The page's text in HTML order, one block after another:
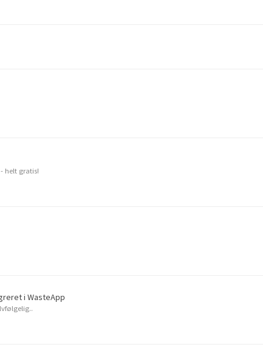
helt gratis!
i WasteApp